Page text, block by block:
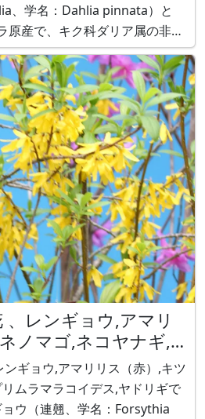
原産で、キク科ダリア属の非耐
ンジクボタン
理花、天竺牡丹と呼ばれます。
、レンギョウ,アマリ
ノマゴ,ネコヤナギ,プ
ス,マンサク,ヤドリギ
ギョウ,アマリリス（赤）,キツ
ムラマラコイデス,ヤドリギで